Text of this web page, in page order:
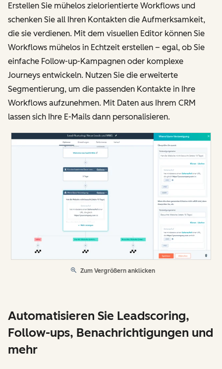
Erstellen Sie mühelos zielorientierte Workflows und
schenken Sie all Ihren Kontakten die Aufmerksamkeit,
die sie verdienen. Mit dem visuellen Editor können Sie
Workflows mühelos in Echtzeit erstellen – egal, ob Sie
einfache Follow-up-Kampagnen oder komplexe
Journeys entwickeln. Nutzen Sie die erweiterte
Segmentierung, um die passenden Kontakte in Ihre
Workflows aufzunehmen. Mit Daten aus Ihrem CRM
lassen sich Ihre E-Mails dann personalisieren.
Zum Vergrößern anklicken
Automatisieren Sie Leadscoring,
Follow-ups, Benachrichtigungen und
mehr